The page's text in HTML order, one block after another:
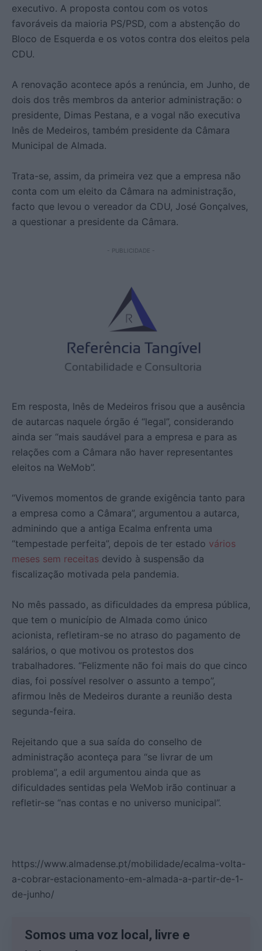
executivo. A proposta contou com os votos
favoráveis da maioria PS/PSD, com a abstenção do
Bloco de Esquerda e os votos contra dos eleitos pela
CDU.
A renovação acontece após a renúncia, em Junho, de
dois dos três membros da anterior administração: o
presidente, Dimas Pestana, e a vogal não executiva
Inês de Medeiros, também presidente da Câmara
Municipal de Almada.
Trata-se, assim, da primeira vez que a empresa não
conta com um eleito da Câmara na administração,
facto que levou o vereador da CDU, José Gonçalves,
a questionar a presidente da Câmara.
- PUBLICIDADE -
Em resposta, Inês de Medeiros frisou que a ausência
de autarcas naquele órgão é “legal”, considerando
ainda ser “mais saudável para a empresa e para as
relações com a Câmara não haver representantes
eleitos na WeMob”.
“Vivemos momentos de grande exigência tanto para
a empresa como a Câmara”, argumentou a autarca,
adminindo que a antiga Ecalma enfrenta uma
“tempestade perfeita”, depois de ter estado vários
meses sem receitas devido à suspensão da
fiscalização motivada pela pandemia.
No mês passado, as dificuldades da empresa pública,
que tem o município de Almada como único
acionista, refletiram-se no atraso do pagamento de
salários, o que motivou os protestos dos
trabalhadores. “Felizmente não foi mais do que cinco
dias, foi possível resolver o assunto a tempo”,
afirmou Inês de Medeiros durante a reunião desta
segunda-feira.
Rejeitando que a sua saída do conselho de
administração aconteça para “se livrar de um
problema”, a edil argumentou ainda que as
dificuldades sentidas pela WeMob irão continuar a
refletir-se “nas contas e no universo municipal”.
https://www.almadense.pt/mobilidade/ecalma-volta-
a-cobrar-estacionamento-em-almada-a-partir-de-1-
de-junho/
Somos uma voz local, livre e